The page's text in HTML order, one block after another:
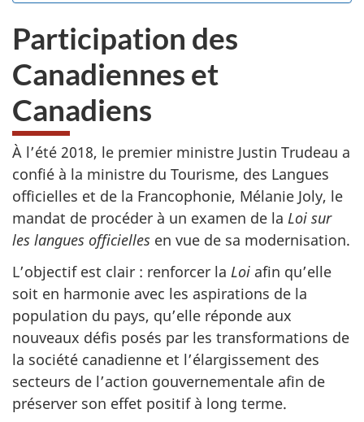
veux
pas
au
sondage
du
web,
Participation des
Canadiennes et
Canadiens
À l’été 2018, le premier ministre Justin Trudeau a
confié à la ministre du Tourisme, des Langues
officielles et de la Francophonie, Mélanie Joly, le
mandat de procéder à un examen de la Loi sur
les langues officielles en vue de sa modernisation.
L’objectif est clair : renforcer la Loi afin qu’elle
soit en harmonie avec les aspirations de la
population du pays, qu’elle réponde aux
nouveaux défis posés par les transformations de
la société canadienne et l’élargissement des
secteurs de l’action gouvernementale afin de
préserver son effet positif à long terme.